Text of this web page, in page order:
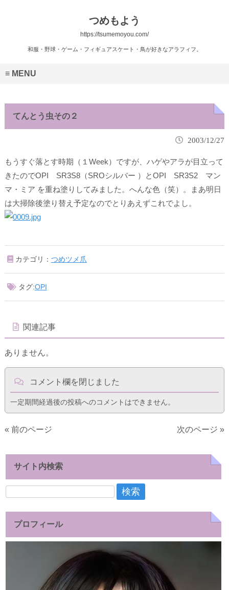
つめもよう
https://tsumemoyou.com/
和服・野球・ゲーム・フィギュアスケート・鳥が好きなアラフィフ。
MENU
てんとう虫その２
2003/12/27
もうすぐ落とす時期（１Week）ですが、ハゲやアラが目立って
きたのでOPI SR3S8（SROシルバー ）とOPI SR3S2 マン
マ・ミア を重ね塗りしてみました。へんな色（笑）。まあ明日
は大掃除後塗り替え予定なのでとりあえずこれでよし。
カテゴリ： つめツメ爪
タグ:OPI
関連記事
ありません。
コメント欄を閉じました
一定期間経過後の投稿へのコメントはできません。
« 前のページ 次のページ »
サイト内検索
検
プロフィール